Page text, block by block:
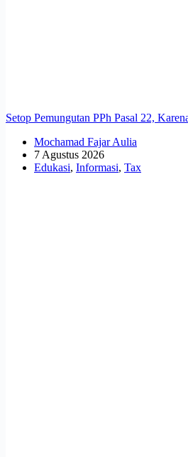
Setop Pemungutan PPh Pasal 22,
Mochamad Fajar Aulia
7 Agustus 2026
Edukasi, Informasi, Tax